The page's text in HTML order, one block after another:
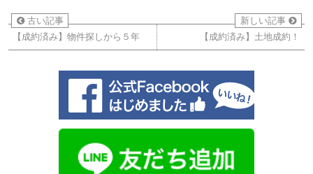
古い記事
【成約済み】物件探しから５年
新しい記事
【成約済み】土地成約！